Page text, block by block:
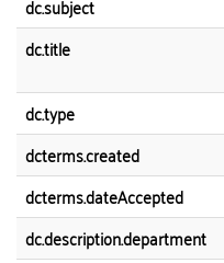
dc.subject
dc.title
dc.type
dcterms.created
dcterms.dateAccepted
dc.description.department